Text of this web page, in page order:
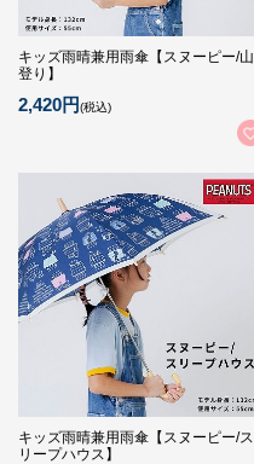
キッズ雨晴兼用雨傘【スヌーピー/山
登り】
2,420円(税込)
キッズ雨晴兼用雨傘【スヌーピー/ス
リープハウス】